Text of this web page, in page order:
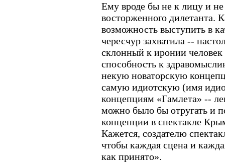
Ему вроде бы не к лицу и не
восторженного дилетанта.
возможность выступить в
чересчур захватила --
склонный к иронии человек
способность к
некую новаторскую
самую идиотскую (имя
концепциям «Гамлета» --
можно было бы отругать и
концепции в спектакле
Кажется, создателю
чтобы каждая сцена и
как принято».